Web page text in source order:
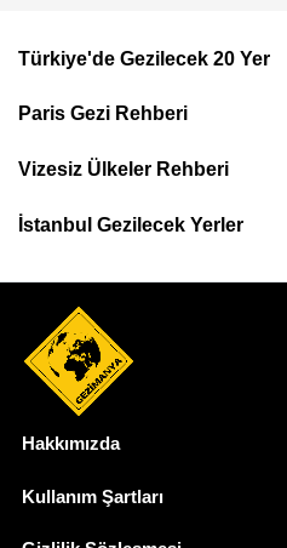
Footer
Top
Menu
Türkiye'de Gezilecek 20 Yer
Paris Gezi Rehberi
Vizesiz Ülkeler Rehberi
İstanbul Gezilecek Yerler
Hakkımızda
Kullanım Şartları